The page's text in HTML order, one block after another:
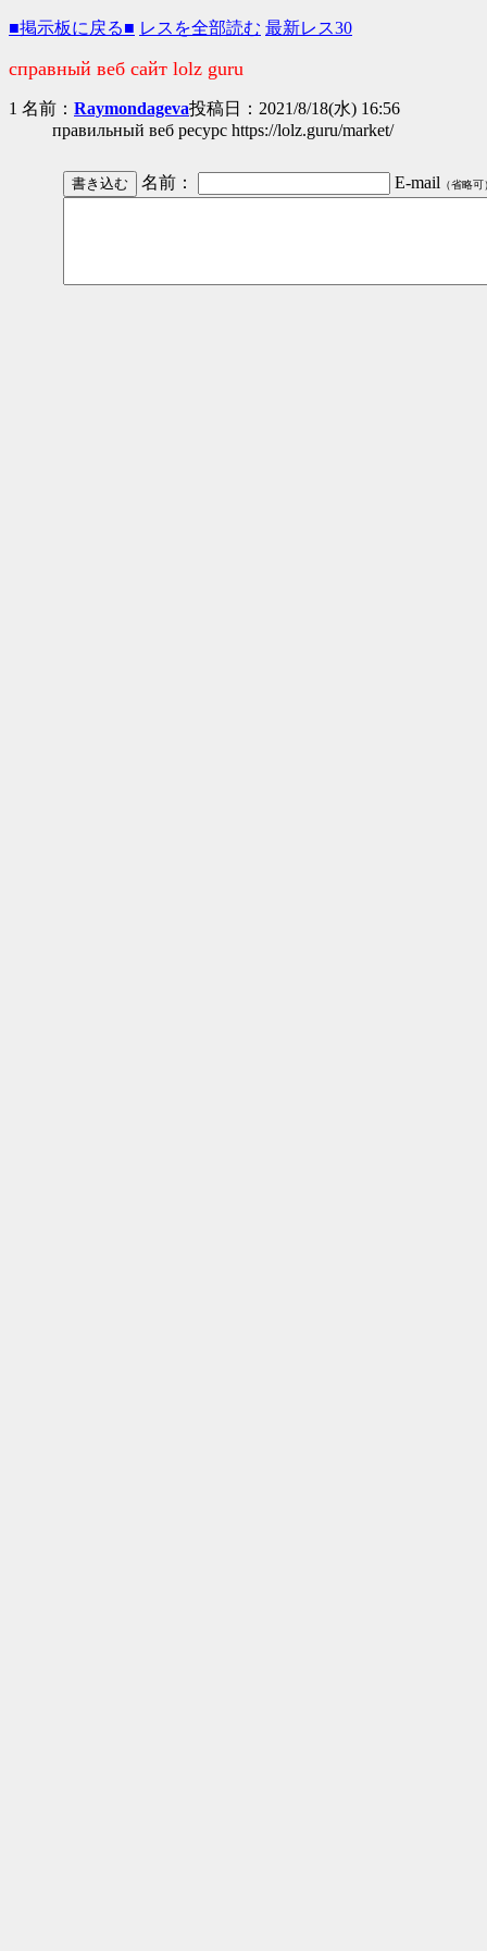
■掲示板に戻る■ レスを全部読む 最新レス30
справный веб сайт lolz guru
1 名前： Raymondageva投稿日：2021/8/18(水) 16:56
правильный веб ресурс https://lolz.guru/market/
名前： E-mail （省略可